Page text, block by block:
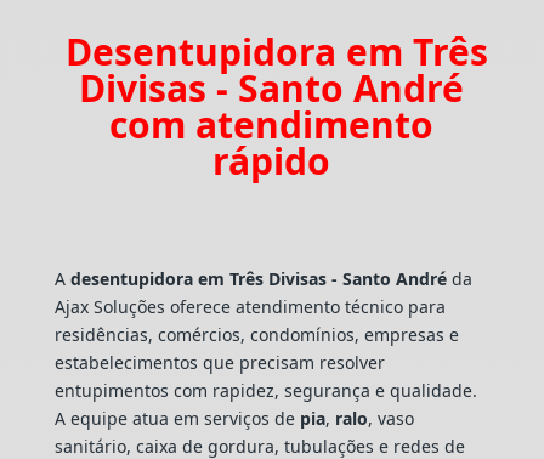
Desentupidora em Três
Divisas - Santo André
com atendimento
rápido
A desentupidora em Três Divisas - Santo Andréda
Ajax Soluções oferece atendimento técnico para
residências, comércios, condomínios, empresas e
estabelecimentos que precisam resolver
entupimentos com rapidez, segurança e qualidade.
A equipe atua em serviços de pia, ralo, vaso
sanitário, caixa de gordura, tubulações e redes de